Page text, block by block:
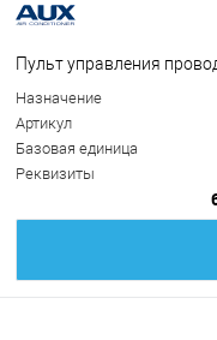
Пульт управления
Назначение
Артикул
Базовая единица
Реквизиты